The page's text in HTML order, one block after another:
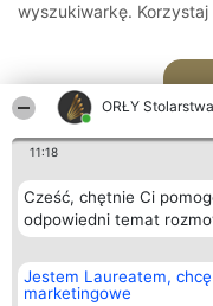
ORŁY Stolarstwa
11:18
Cześć, chętnie Ci
odpowiedni temat
Jestem Laureatem,
marketingowe
wyszukiwarkę.
Organizator plebiscytu
Bright Side Solutions sp. z o.
o. sp. k.